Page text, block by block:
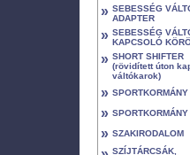
» SEBESSÉG
ADAPTER
» SEBESSÉG
KAPCSOLÓ
» SHORT SHIFTER
(rövidített úton
váltókarok)
» SPORTKORMÁNY
»
» SZAKIRODALOM
SZÍJTÁRCSÁK,